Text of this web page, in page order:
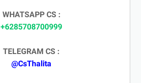
WHATSAPP CS :
+6285708700999
TELEGRAM CS :
@CsThalita